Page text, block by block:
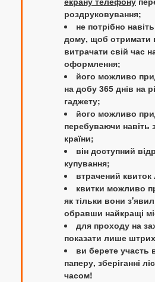
роздруковування;
не потрібно
дому, щоб отримати
витрачати свій час
оформлення;
його можливо
на добу 365 днів на
гаджету;
його можливо
перебуваючи навіть
країни;
він доступний
купування;
втрачений квиток
квитки можливо
як тільки вони
обравши найкращі
для проходу на
показати лише
ви берете участь
паперу, зберіганні
часом!